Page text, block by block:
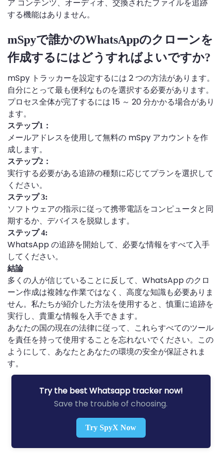
ア コンテンツ、オーディオ、交換されたファイルを追跡
する機能はありません。
mSpyで誰かのWhatsAppのクローンを
作成するにはどうすればよいですか?
mSpy トラッカーを設定するには 2 つの方法があります。
自分にとって最も便利なものを選択する必要があります。
プロセス全体が完了するには 15 ～ 20 分かかる場合があり
ます。
ステップ1：
メールアドレスを使用して無料の mSpy アカウントを作
成します。
ステップ2：
実行する必要がある追跡の種類に応じてプランを選択して
ください。
ステップ 3:
ソフトウェアの指示に従って携帯電話をコンピュータと同
期するか、デバイスを脱獄します。
ステップ 4:
WhatsApp の追跡を開始して、必要な情報をすべて入手
してください。
結論
多くの人が信じていることに反して、WhatsApp のクロ
ーン作成は複雑な作業ではなく、高度な知識も必要ありま
せん。私たちが紹介した方法を使用すると、慎重に追跡を
実行し、貴重な情報を入手できます。
あなたの国の現在の法律に従って、これらすべてのツール
を責任を持って使用することを忘れないでください。この
ようにして、あなたとあなたの環境の安全が保証されま
す。
Try the best Whatsapp tracker now!
Save the trouble of choosing.
Try SpyX Now